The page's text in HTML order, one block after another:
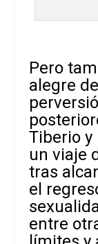
Pero
alegre
Tiberio y
un viaje
tras
el
entre